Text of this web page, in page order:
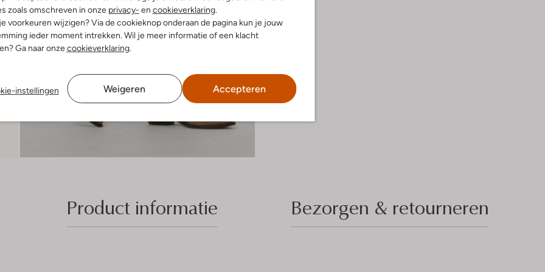
zoals omschreven in onze privacy- en cookieverklaring.
voorkeuren wijzigen? Via de cookieknop onderaan de pagina kun je jouw
ieder moment intrekken. Wil je meer informatie of een klacht
Ga naar onzecookieverklaring.
instellingen Weigeren Accepteren
Product informatie Bezorgen & retourneren